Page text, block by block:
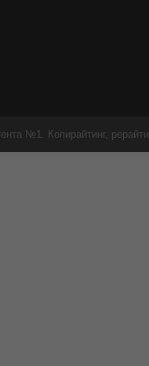
№1. Копирайтинг,